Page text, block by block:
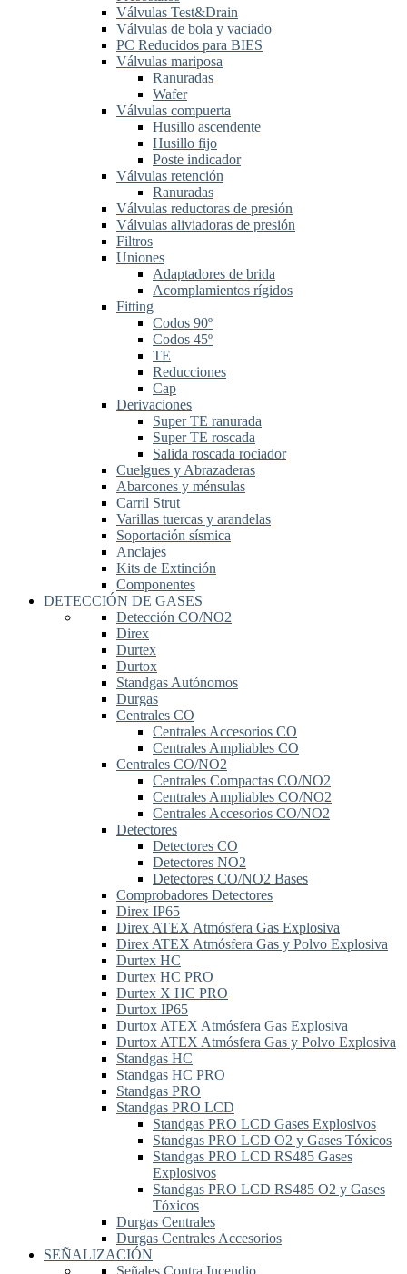
Válvulas Test&Drain
Válvulas de bola y vaciado
PC Reducidos para BIES
Válvulas mariposa
Ranuradas
Wafer
Válvulas compuerta
Husillo ascendente
Husillo fijo
Poste indicador
Válvulas retención
Ranuradas
Válvulas reductoras de presión
Válvulas aliviadoras de presión
Filtros
Uniones
Adaptadores de brida
Acomplamientos rígidos
Fitting
Codos 90º
Codos 45º
TE
Reducciones
Cap
Derivaciones
Super TE ranurada
Super TE roscada
Salida roscada rociador
Cuelgues y Abrazaderas
Abarcones y ménsulas
Carril Strut
Varillas tuercas y arandelas
Soportación sísmica
Anclajes
Kits de Extinción
Componentes
DETECCIÓN DE GASES
Detección CO/NO2
Direx
Durtex
Durtox
Standgas Autónomos
Durgas
Centrales CO
Centrales Accesorios CO
Centrales Ampliables CO
Centrales CO/NO2
Centrales Compactas CO/NO2
Centrales Ampliables CO/NO2
Centrales Accesorios CO/NO2
Detectores
Detectores CO
Detectores NO2
Detectores CO/NO2 Bases
Comprobadores Detectores
Direx IP65
Direx ATEX Atmósfera Gas Explosiva
Direx ATEX Atmósfera Gas y Polvo Explosiva
Durtex HC
Durtex HC PRO
Durtex X HC PRO
Durtox IP65
Durtox ATEX Atmósfera Gas Explosiva
Durtox ATEX Atmósfera Gas y Polvo Explosiva
Standgas HC
Standgas HC PRO
Standgas PRO
Standgas PRO LCD
Standgas PRO LCD Gases Explosivos
Standgas PRO LCD O2 y Gases Tóxicos
Standgas PRO LCD RS485 Gases
Explosivos
Standgas PRO LCD RS485 O2 y Gases
Tóxicos
Durgas Centrales
Durgas Centrales Accesorios
SEÑALIZACIÓN
Señales Contra Incendio